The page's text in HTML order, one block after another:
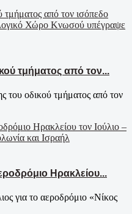
τμήματος από τον...
του οδικού τμήματος από τον
Ηρακλείου...
για το αεροδρόμιο «Νίκος